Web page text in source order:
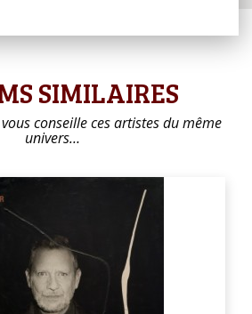
SIMILAIRES
conseille ces artistes du même
univers…